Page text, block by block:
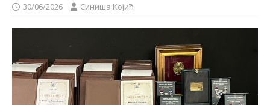
30/06/2026 Синиша Којић